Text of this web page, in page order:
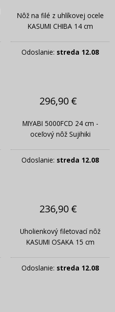
Nôž na filé z uhlíkovej ocele
KASUMI CHIBA 14 cm
Odoslanie: streda 12.08
296,90 €
MIYABI 5000FCD 24 cm -
oceľový nôž Sujihiki
Odoslanie: streda 12.08
236,90 €
Uholienkový filetovací nôž
KASUMI OSAKA 15 cm
Odoslanie: streda 12.08